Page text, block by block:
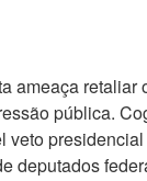
ameaça retaliar
pública.
veto
deputados